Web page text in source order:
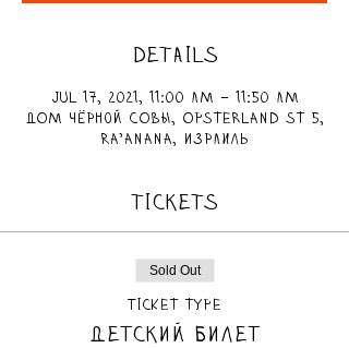
DETAILS
Jul 17, 2021, 11:00 AM – 11:50 AM
ДОМ чёрной СОВЫ, Opsterland St 5,
Ra'anana, Израиль
TICKETS
Sold Out
Ticket type
Детский билет